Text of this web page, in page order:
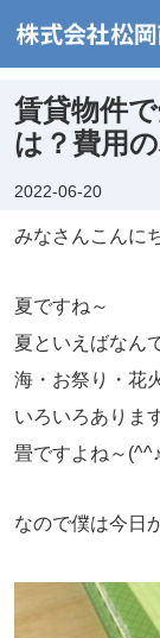
賃貸物件
は？費用
2022-06-20
みなさんこんに
夏ですね～
夏といえばなん
海・お祭り・花
いろいろありま
畳ですよね～(^^♪
なので僕は今日